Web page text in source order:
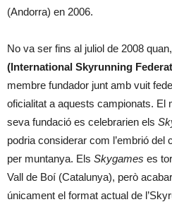
(Andorra) en 2006.
No va ser fins al juliol de 2008
(International Skyrunning
membre fundador junt amb vuit
oficialitat a aquests campionats. El
seva fundació es celebrarien els
podria considerar com l’embrió
per muntanya. Els Skygames es
Vall de Boí (Catalunya), però
únicament el format actual de